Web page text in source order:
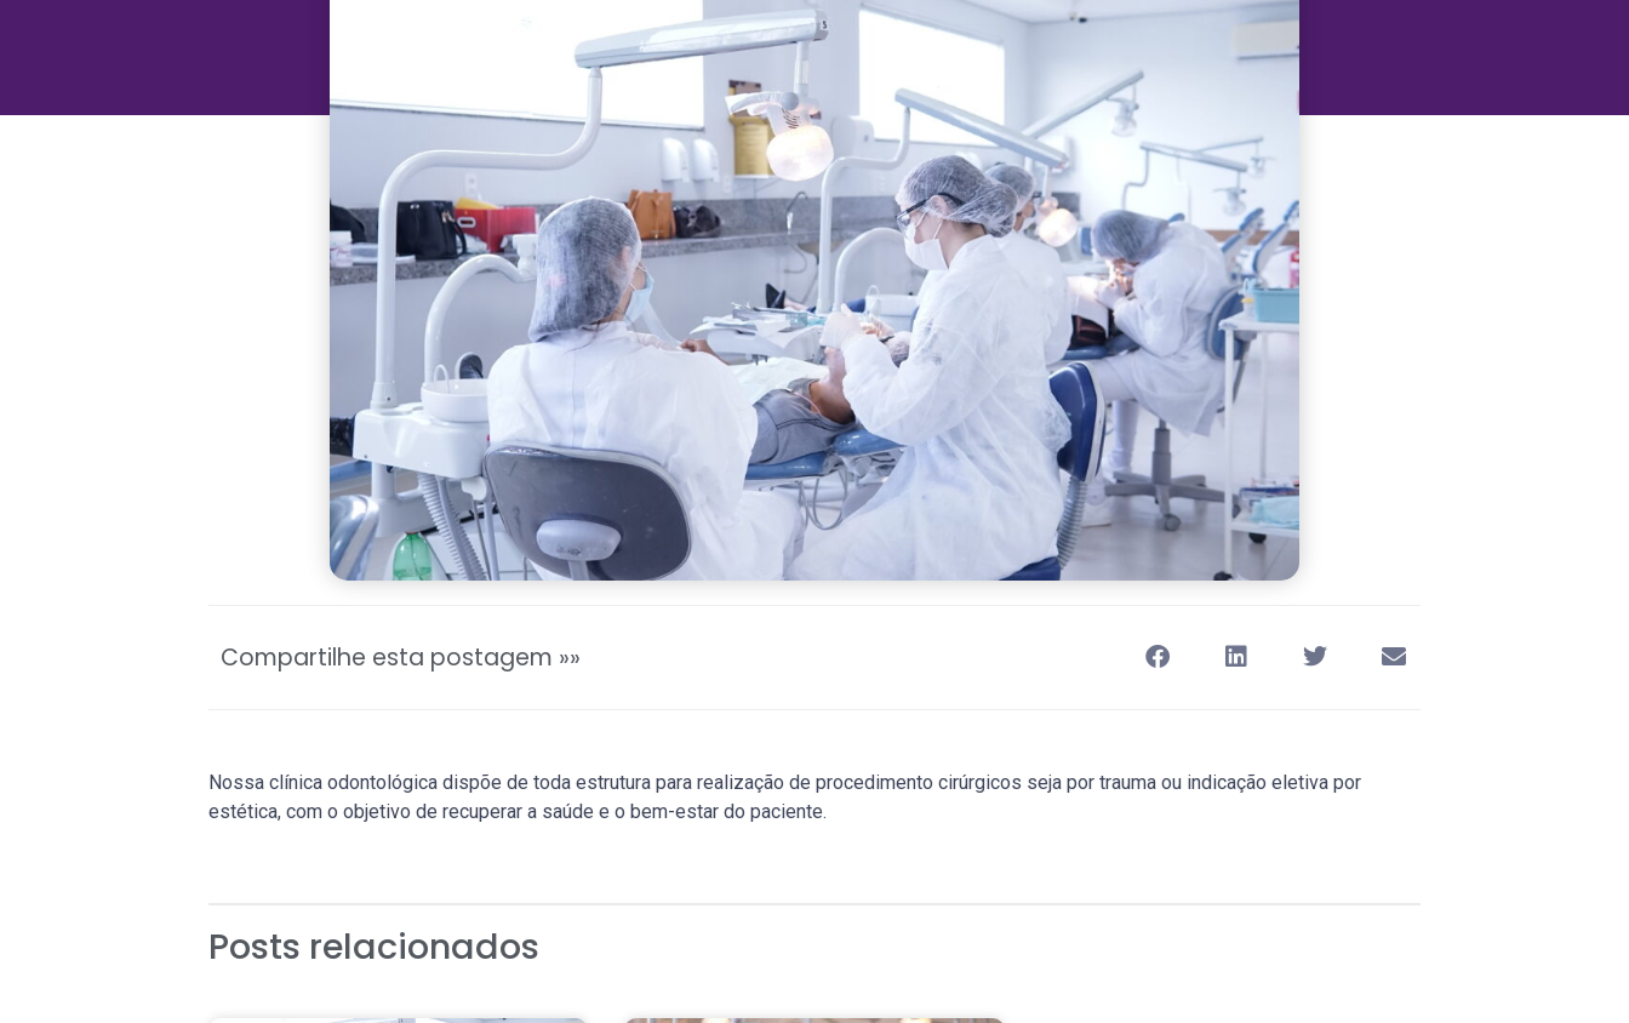
Compartilhe esta postagem »»
Nossa clínica odontológica dispõe de toda estrutura para realização de procedimento cirúrgicos seja por trauma ou indicação eletiva por
estética, com o objetivo de recuperar a saúde e o bem-estar do paciente.
Posts relacionados